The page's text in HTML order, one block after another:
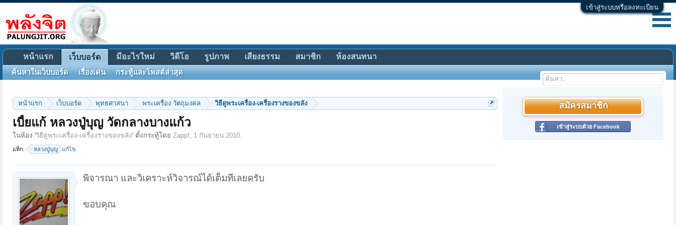
เข้าสู่ระบบหรือลงทะเบียน
หน้าแรก เว็บบอร์ด พุทธศาสนา พระเครื่อง วัตถุมงคล วิธีดูพระเครื่อง-เครื่องรางของขลัง
เบี้ยแก้ หลวงปู่บุญ วัดกลางบางแก้ว
ในห้อง 'วิธีดูพระเครื่อง-เครื่องรางของขลัง' ตั้งกระทู้โดย Zapp!, 1 กันยายน 2010.
แท็ก: หลวงปู่บุญ แก้ไข
พิจารณา และวิเคราะห์วิจารณ์ได้เต็มทีเลยครับ
ขอบคุณ
สมัครสมาชิก
เข้าสู่ระบบด้วย Facebook
หน้าแรก เว็บบอร์ด
ค้นหาในเว็บบอร์ด เรื่องเด่น กระทู้และโพสต์ล่าสุด
มีอะไรใหม่ วิดีโอ รูปภาพ เสียงธรรม สมาชิก ห้องสนทนา